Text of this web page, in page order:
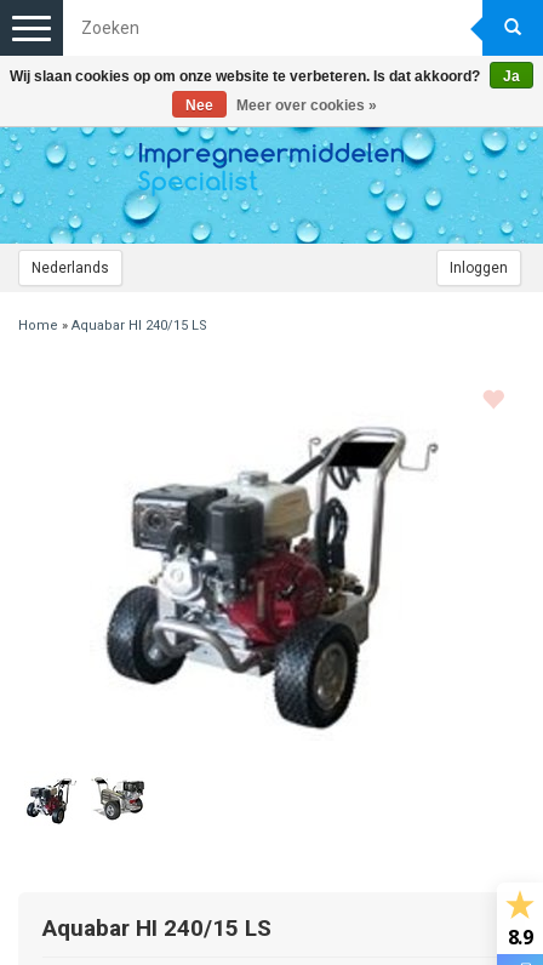
Nederlands Inloggen
Toggle
navigation
Home » Aquabar HI 240/15 LS
Aquabar HI 240/15 LS 8.9
Wij slaan cookies op om onze website te verbeteren. Is dat akkoord?
Ja
Nee
Meer over cookies »